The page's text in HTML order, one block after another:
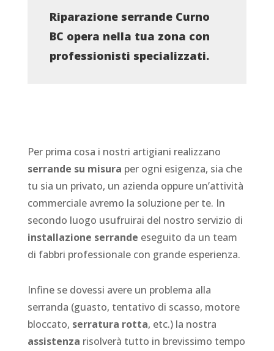
Riparazione serrande Curno
BC opera nella tua zona con
professionisti specializzati.
Per prima cosa i nostri artigiani realizzano
serrande su misura per ogni esigenza, sia che
tu sia un privato, un azienda oppure un’attività
commerciale avremo la soluzione per te. In
secondo luogo usufruirai del nostro servizio di
installazione serrande eseguito da un team
di fabbri professionale con grande esperienza.
Infine se dovessi avere un problema alla
serranda (guasto, tentativo di scasso, motore
bloccato, serratura rotta, etc.) la nostra
assistenza risolverà tutto in brevissimo tempo